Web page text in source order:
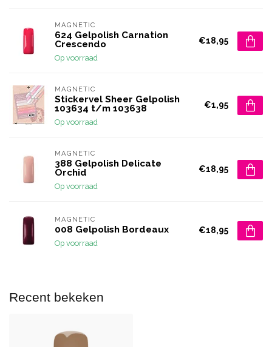
MAGNETIC
624 Gelpolish Carnation
Crescendo
Op voorraad
€18,95
MAGNETIC
Stickervel Sheer Gelpolish
103634 t/m 103638
Op voorraad
€1,95
MAGNETIC
388 Gelpolish Delicate
Orchid
Op voorraad
€18,95
MAGNETIC
008 Gelpolish Bordeaux
Op voorraad
€18,95
Recent bekeken